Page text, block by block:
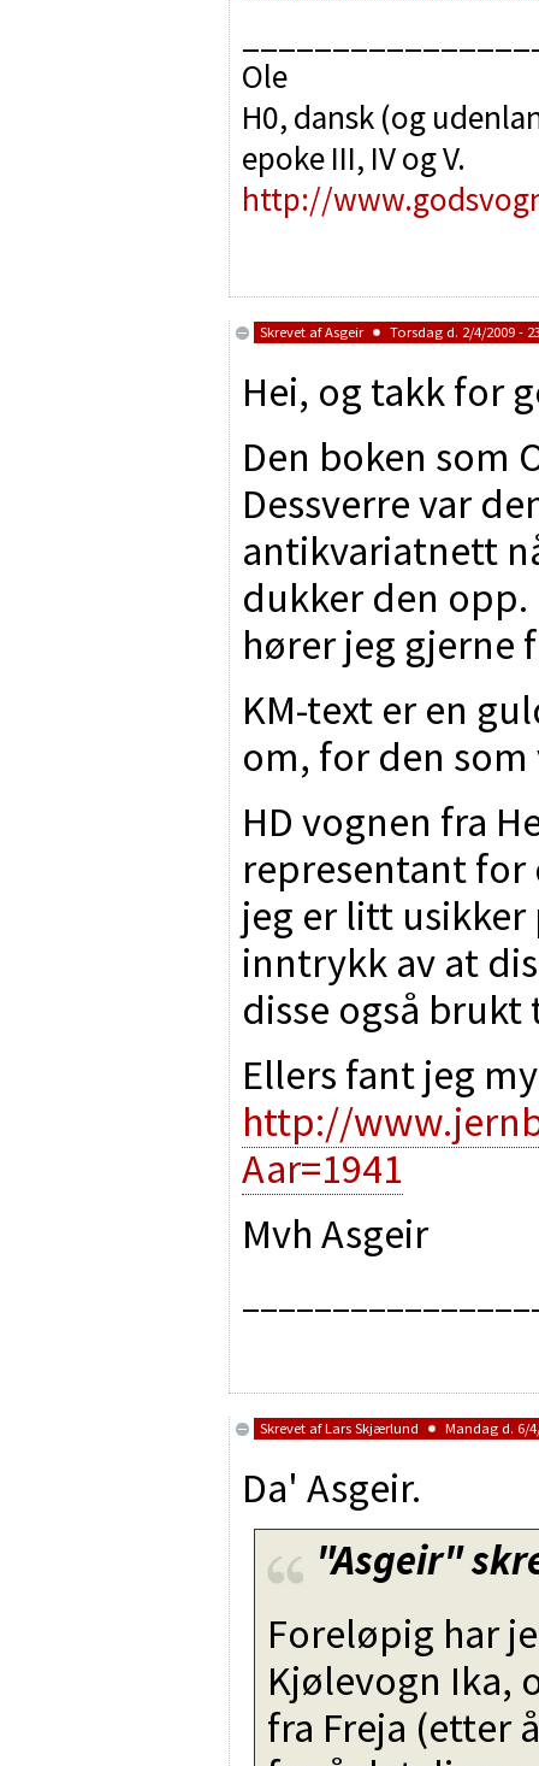
Ole
H0, dansk (og
epoke III, IV og V.
http://
Skrevet afAsgeir Torsdag d. 2/4/2009 -
Hei, og takk for
Den boken som
Dessverre var
antikvariatnett
dukker den opp.
hører jeg gjerne
KM-text er en
om, for den som
HD vognen fra
representant for
jeg er litt usikker
inntrykk av at
disse også
Ellers fant jeg
http://
Aar=1941
Mvh Asgeir
Skrevet afLars Skjærlund Mandag d. 6/
Da' Asgeir.
"Asgeir"
Foreløpig har
Kjølevogn Ika,
fra Freja (etter